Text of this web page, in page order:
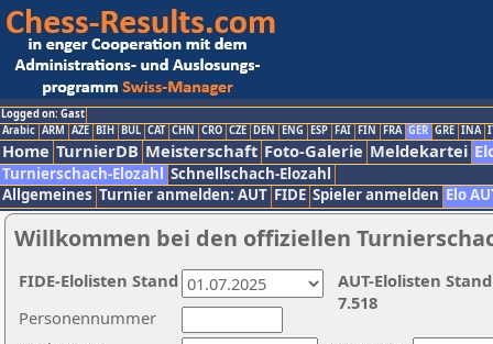
Logged on: Gast
Arabic ARM AZE BIH BUL CAT CHN CRO CZE DEN ENG ESP FAI FIN FRA GER GRE INA
Home TurnierDB Meisterschaft Foto-Galerie Meldekartei
Turnierschach-Elozahl Schnellschach-Elozahl
Allgemeines Turnier anmelden: AUT FIDE Spieler anmelden Elo
Willkommen bei den offiziellen
Personennummer
AUT-Elolisten
7.518
FIDE-Elolisten Stand